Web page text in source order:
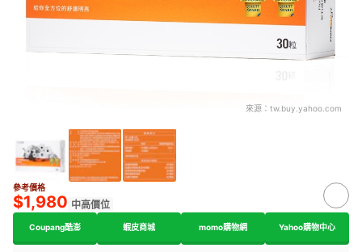
來源： tw.buy.yahoo.com
參考價格
$1,980 中高價位
Coupang酷澎 蝦皮商城 momo購物網 Yahoo購物中心